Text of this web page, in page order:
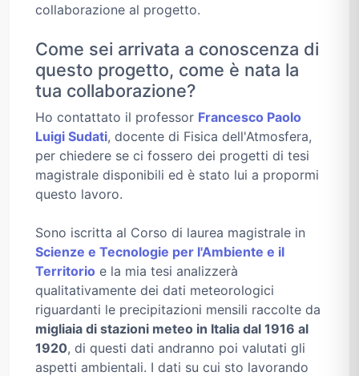
collaborazione al progetto.
Come sei arrivata a conoscenza di
questo progetto, come è nata la
tua collaborazione?
Ho contattato il professor Francesco Paolo
Luigi Sudati, docente di Fisica dell'Atmosfera,
per chiedere se ci fossero dei progetti di tesi
magistrale disponibili ed è stato lui a propormi
questo lavoro.
Sono iscritta al Corso di laurea magistrale in
Scienze e Tecnologie per l'Ambiente e il
Territorio e la mia tesi analizzerà
qualitativamente dei dati meteorologici
riguardanti le precipitazioni mensili raccolte da
migliaia di stazioni meteo in Italia dal 1916 al
1920, di questi dati andranno poi valutati gli
aspetti ambientali. I dati su cui sto lavorando